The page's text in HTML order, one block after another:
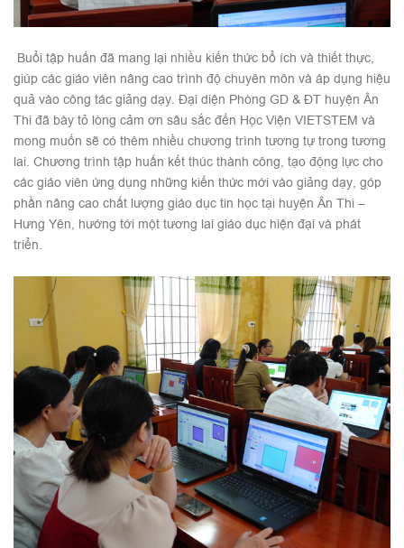
Buổi tập huấn đã mang lại nhiều kiến thức bổ ích và thiết thực,
giúp các giáo viên nâng cao trình độ chuyên môn và áp dụng hiệu
quả vào công tác giảng dạy. Đại diện Phòng GD & ĐT huyện Ân
Thi đã bày tỏ lòng cảm ơn sâu sắc đến Học Viện VIETSTEM và
mong muốn sẽ có thêm nhiều chương trình tương tự trong tương
lai. Chương trình tập huấn kết thúc thành công, tạo động lực cho
các giáo viên ứng dụng những kiến thức mới vào giảng dạy, góp
phần nâng cao chất lượng giáo dục tin học tại huyện Ân Thi –
Hưng Yên, hướng tới một tương lai giáo dục hiện đại và phát
triển.